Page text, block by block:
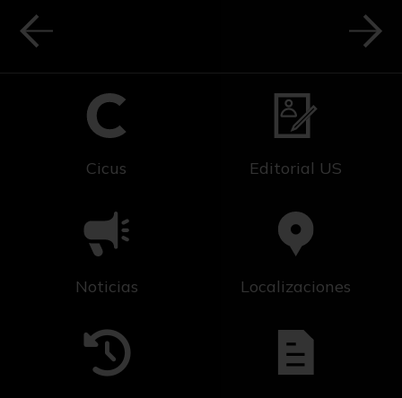
Cicus Editorial US
Noticias Localizaciones